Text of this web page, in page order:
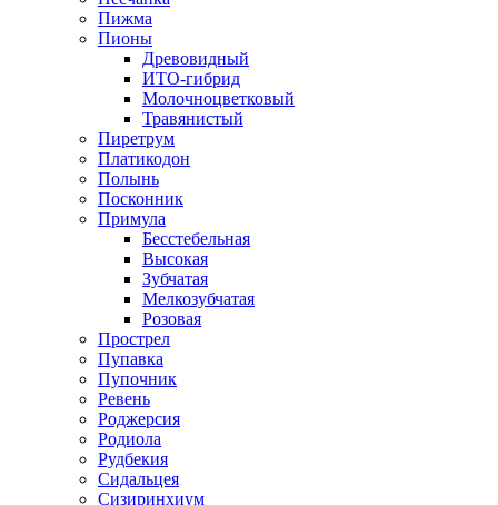
Пижма
Пионы
Древовидный
ИТО-гибрид
Молочноцветковый
Травянистый
Пиретрум
Платикодон
Полынь
Посконник
Примула
Бесстебельная
Высокая
Зубчатая
Мелкозубчатая
Розовая
Прострел
Пупавка
Пупочник
Ревень
Роджерсия
Родиола
Рудбекия
Сидальцея
Сизиринхиум